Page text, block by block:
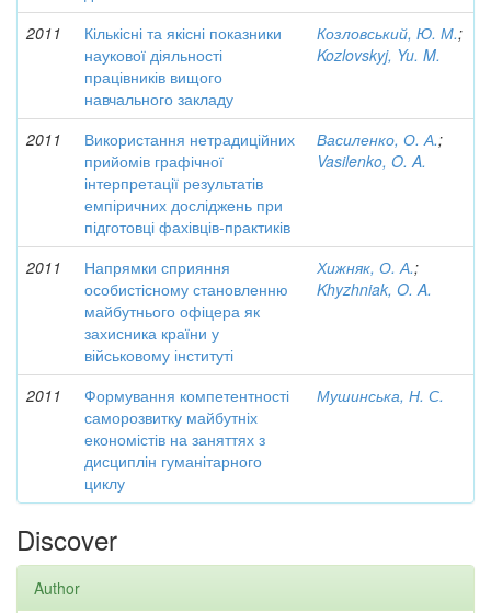
2011
Кількісні та якісні показники
наукової діяльності
працівників вищого
навчального закладу
Козловський, Ю. М.;
Kozlovskyj, Yu. M.
2011
Використання нетрадиційних
прийомів графічної
інтерпретації результатів
емпіричних досліджень при
підготовці фахівців-практиків
Василенко, О. А.;
Vasilenko, O. A.
2011
Напрямки сприяння
особистісному становленню
майбутнього офіцера як
захисника країни у
військовому інституті
Хижняк, О. А.;
Khyzhniak, O. A.
2011
Формування компетентності
саморозвитку майбутніх
економістів на заняттях з
дисциплін гуманітарного
циклу
Мушинська, Н. С.
Discover
Author